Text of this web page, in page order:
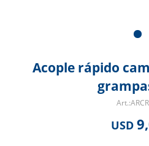
Acople rápido
USD